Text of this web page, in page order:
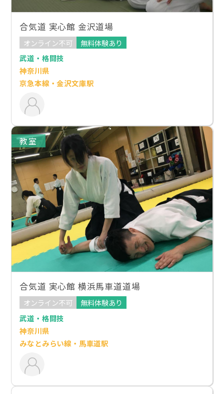
合気道 実心館 金沢道場
オンライン不可
無料体験あり
武道・格闘技
神奈川県
京急本線・金沢文庫駅
教室
合気道 実心館 横浜馬車道道場
オンライン不可
無料体験あり
武道・格闘技
神奈川県
みなとみらい線・馬車道駅